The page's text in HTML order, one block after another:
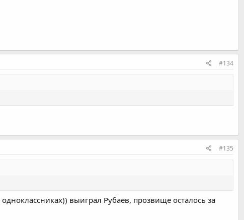
#134
#135
выиграл Рубаев, прозвище осталось за